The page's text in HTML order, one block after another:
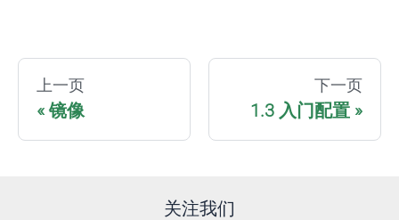
上一页
镜像
下一页
1.3 入门配置
关注我们